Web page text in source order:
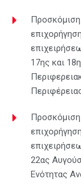
Προσκόμιση
17ης και
Προσκόμιση
22ας
Ενότητας